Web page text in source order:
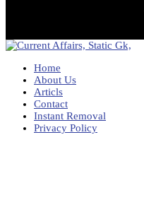
Home
About Us
Articls
Contact
Instant Removal
Privacy Policy